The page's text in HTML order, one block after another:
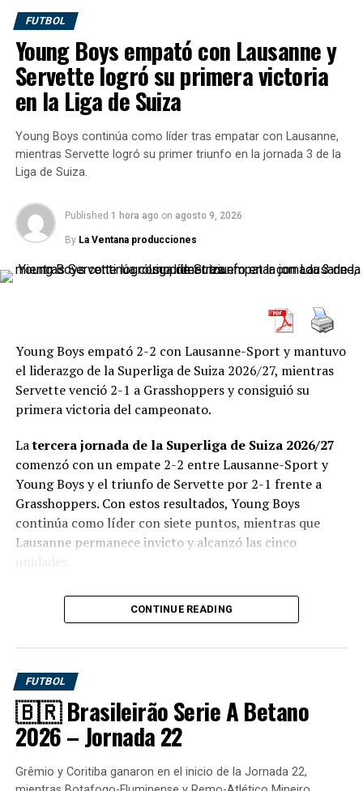
igualado después de un cierre cargado de expulsiones y
controversia arbitral.
Hasta el momento se disputaron tres encuentros de la
fecha y se marcaron nueve goles. Universidad Católica,
que abrió la jornada el viernes, venció 2-0 a Cobresal;
Everton goleó 4-1 a Huachipato y Coquimbo empató 1-1
con La Serena.
Resultados de la Jornada 18 hasta el
sábado
Coquimbo Unido 1-1 Deportes La Serena.
Huachipato 1-4 Everton: los
Ruleteros fueron contundentes en
Talcahuano
Everton consiguió uno de sus mejores triunfos de la
temporada al derrotar 4-1 a Huachipato en el estadio
CAP Acero. El equipo de Viña del Mar dominó el primer
tiempo, convirtió tres goles antes del descanso y dejó
prácticamente resuelto el encuentro.
un ángulo complicado. La visita encontró espacios con
facilidad y aprovechó los problemas defensivos del
conjunto acerero.
FUTBOL
Young Boys empató con Lausanne y
Servette logró su primera victoria
en la Liga de Suiza
Young Boys continúa como líder tras empatar con Lausanne,
mientras Servette logró su primer triunfo en la jornada 3 de la
Liga de Suiza.
Published 1 hora ago on agosto 9, 2026
By La Ventana producciones
Young Boys empató 2-2 con Lausanne-Sport y mantuvo
el liderazgo de la Superliga de Suiza 2026/27, mientras
Servette venció 2-1 a Grasshoppers y consiguió su
primera victoria del campeonato.
Latercera jornada de la Superliga de Suiza 2026/27
comenzó con un empate 2-2 entre Lausanne-Sport y
Young Boys y el triunfo de Servette por 2-1 frente a
Grasshoppers. Con estos resultados, Young Boys
continúa como líder con siete puntos, mientras que
Lausanne permanece invicto y alcanzó las cinco
Resultados de la jornada 3
08/08
Servette – Grasshoppers
La jornada continúa el domingo 9 de agosto con
Lugano-Zúrich, Basilea-Thun, Sion-Vaduz y St.
Gallen-Lucerna.
CONTINUE READING
FUTBOL
🇧🇷 Brasileirão Serie A Betano
2026 – Jornada 22
Grêmio y Coritiba ganaron en el inicio de la Jornada 22,